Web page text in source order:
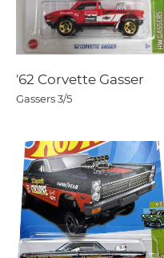
'62 Corvette Gasser
Gassers3/5